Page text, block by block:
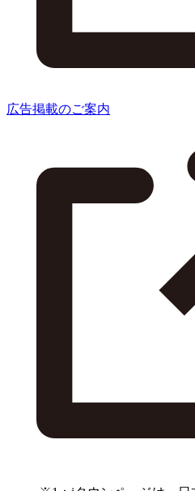
広告掲載のご案内